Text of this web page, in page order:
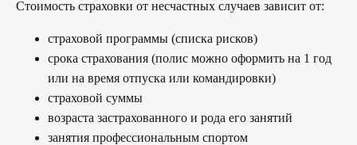
Стоимость страховки от несчастных случаев зависит от:
страховой программы (списка рисков)
срока страхования (полис можно оформить на 1 год
или на время отпуска или командировки)
страховой суммы
возраста застрахованного и рода его занятий
занятия профессиональным спортом